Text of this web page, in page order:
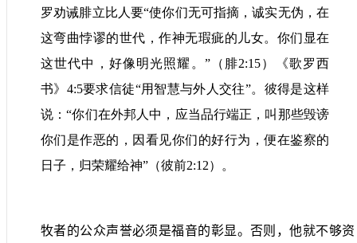
罗劝诫腓立比人要“使你们无可指摘，诚实无伪，在
这弯曲悖谬的世代，作神无瑕疵的儿女。你们显在
这世代中，好像明光照耀。”（腓2:15）《歌罗西
书》 4:5要求信徒“用智慧与外人交往”。彼得是这样
说：“你们在外邦人中，应当品行端正，叫那些毁谤
你们是作恶的，因看见你们的好行为，便在鉴察的
日子，归荣耀给神”（彼前2:12）。
牧者的公众声誉必须是福音的彰显。否则，他就不够资